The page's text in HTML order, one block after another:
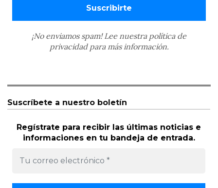
¡No enviamos spam! Lee nuestra política de
privacidadpara más información.
Suscríbete a nuestro boletín
Regístrate para recibir las últimas noticias e
informaciones en tu bandeja de entrada.